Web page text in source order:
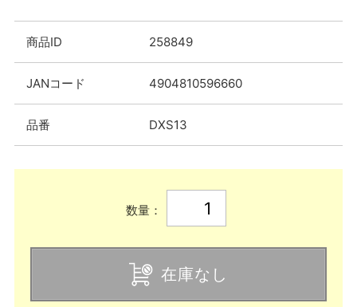
商品ID 258849
JANコード 4904810596660
品番 DXS13
数量：
在庫なし